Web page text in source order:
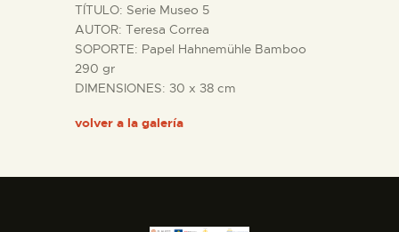
COLECCIONES
DIDÁCTICA
TÍTULO: Serie Museo 5
AUTOR: Teresa Correa
SOPORTE: Papel Hahnemühle Bamboo
290 gr
DIMENSIONES: 30 x 38 cm
volver a la galería